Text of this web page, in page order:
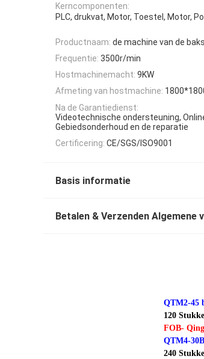
Kerncomponenten:
PLC, drukvat, Motor, Toestel, Motor,
Productnaam: de machine van de
Frequentie: 3500r/min
Hostmachinemacht: 9KW
Afmeting van hostmachine:
Na de Garantiedienst:
Videotechnische ondersteuning,
Gebiedsonderhoud en de reparatie
Certificering: CE/SGS/ISO9001
Basis informatie
Betalen & Verzenden Algemene
QTM2-45
120
FOB-
QTM4-
240